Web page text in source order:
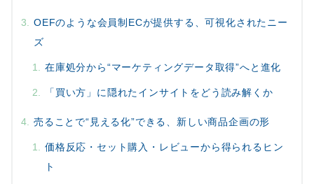
OEFのような会員制ECが提供する、可視化されたニー
ズ
在庫処分から“マーケティングデータ取得”へと進化
「買い方」に隠れたインサイトをどう読み解くか
売ることで“見える化”できる、新しい商品企画の形
価格反応・セット購入・レビューから得られるヒン
ト